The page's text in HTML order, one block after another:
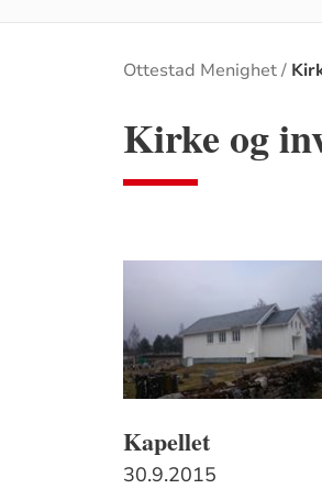
Ottestad Menighet
Kirke og
Kapellet
30.9.2015